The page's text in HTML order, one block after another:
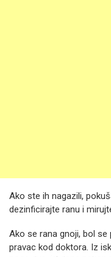
Ako ste ih nagazili,
dezinficirajte ranu i
Ako se rana gnoji, bol
pravac kod doktora. Iz